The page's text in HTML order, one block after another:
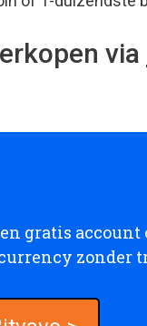
via
gratis account
zonder